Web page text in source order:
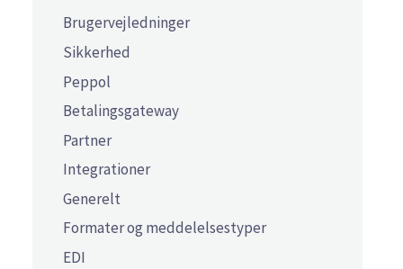
Brugervejledninger
Sikkerhed
Peppol
Betalingsgateway
Partner
Integrationer
Generelt
Formater og meddelelsestyper
EDI